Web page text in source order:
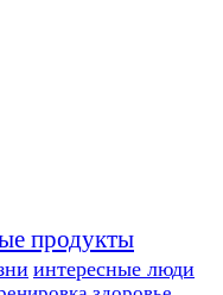
продукты
интересные люди